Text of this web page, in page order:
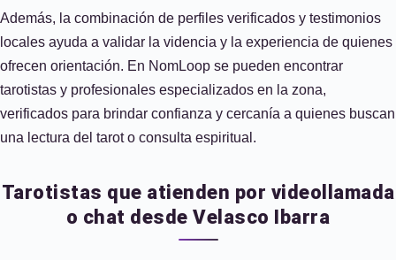
Además, la combinación de perfiles verificados y testimonios
locales ayuda a validar la videncia y la experiencia de quienes
ofrecen orientación. En NomLoop se pueden encontrar
tarotistas y profesionales especializados en la zona,
verificados para brindar confianza y cercanía a quienes buscan
una lectura del tarot o consulta espiritual.
Tarotistas que atienden por videollamada
o chat desde Velasco Ibarra